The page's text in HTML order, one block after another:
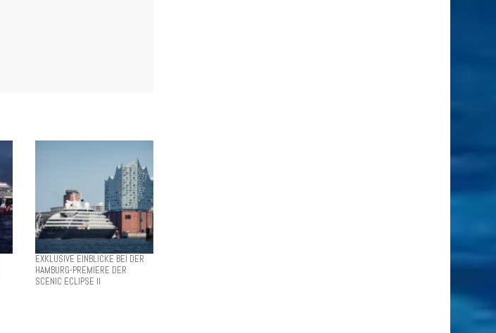
EXKLUSIVE EINBLICKE BEI DER
HAMBURG-PREMIERE DER
SCENIC ECLIPSE II